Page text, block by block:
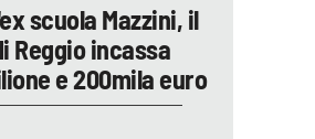
scuola Mazzini, il
Reggio incassa
e 200mila euro